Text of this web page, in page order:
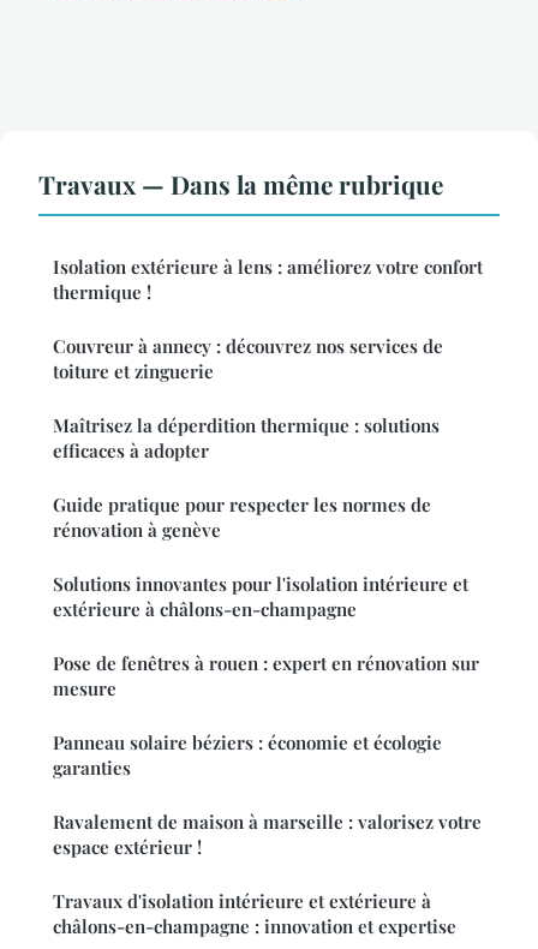
Travaux — Dans la même rubrique
Isolation extérieure à lens : améliorez votre confort
thermique !
Couvreur à annecy : découvrez nos services de
toiture et zinguerie
Maîtrisez la déperdition thermique : solutions
efficaces à adopter
Guide pratique pour respecter les normes de
rénovation à genève
Solutions innovantes pour l'isolation intérieure et
extérieure à châlons-en-champagne
Pose de fenêtres à rouen : expert en rénovation sur
mesure
Panneau solaire béziers : économie et écologie
garanties
Ravalement de maison à marseille : valorisez votre
espace extérieur !
Travaux d'isolation intérieure et extérieure à
châlons-en-champagne : innovation et expertise